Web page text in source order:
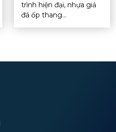
trình hiện đại, nhựa giả
đá ốp thang...